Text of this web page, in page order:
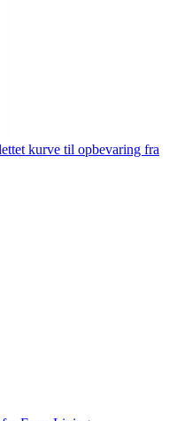
kurve til opbevaring fra